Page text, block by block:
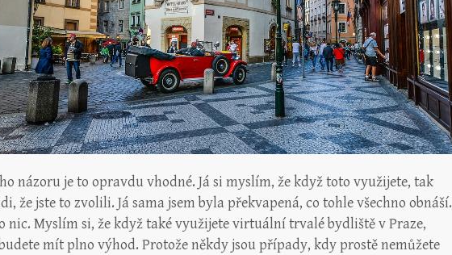
názoru je to opravdu vhodné. Já si myslím, že když toto využijete, tak
že jste to zvolili. Já sama jsem byla překvapená, co tohle všechno obnáší.
nic. Myslím si, že když také využijete virtuální trvalé bydliště v Praze,
mít plno výhod. Protože někdy jsou případy, kdy prostě nemůžete